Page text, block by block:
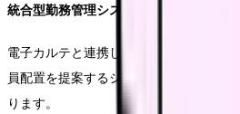
統合型勤務管理システム
電子カルテと連携し、患者の重症度や
員配置を提案するシステムです。リア
ります。